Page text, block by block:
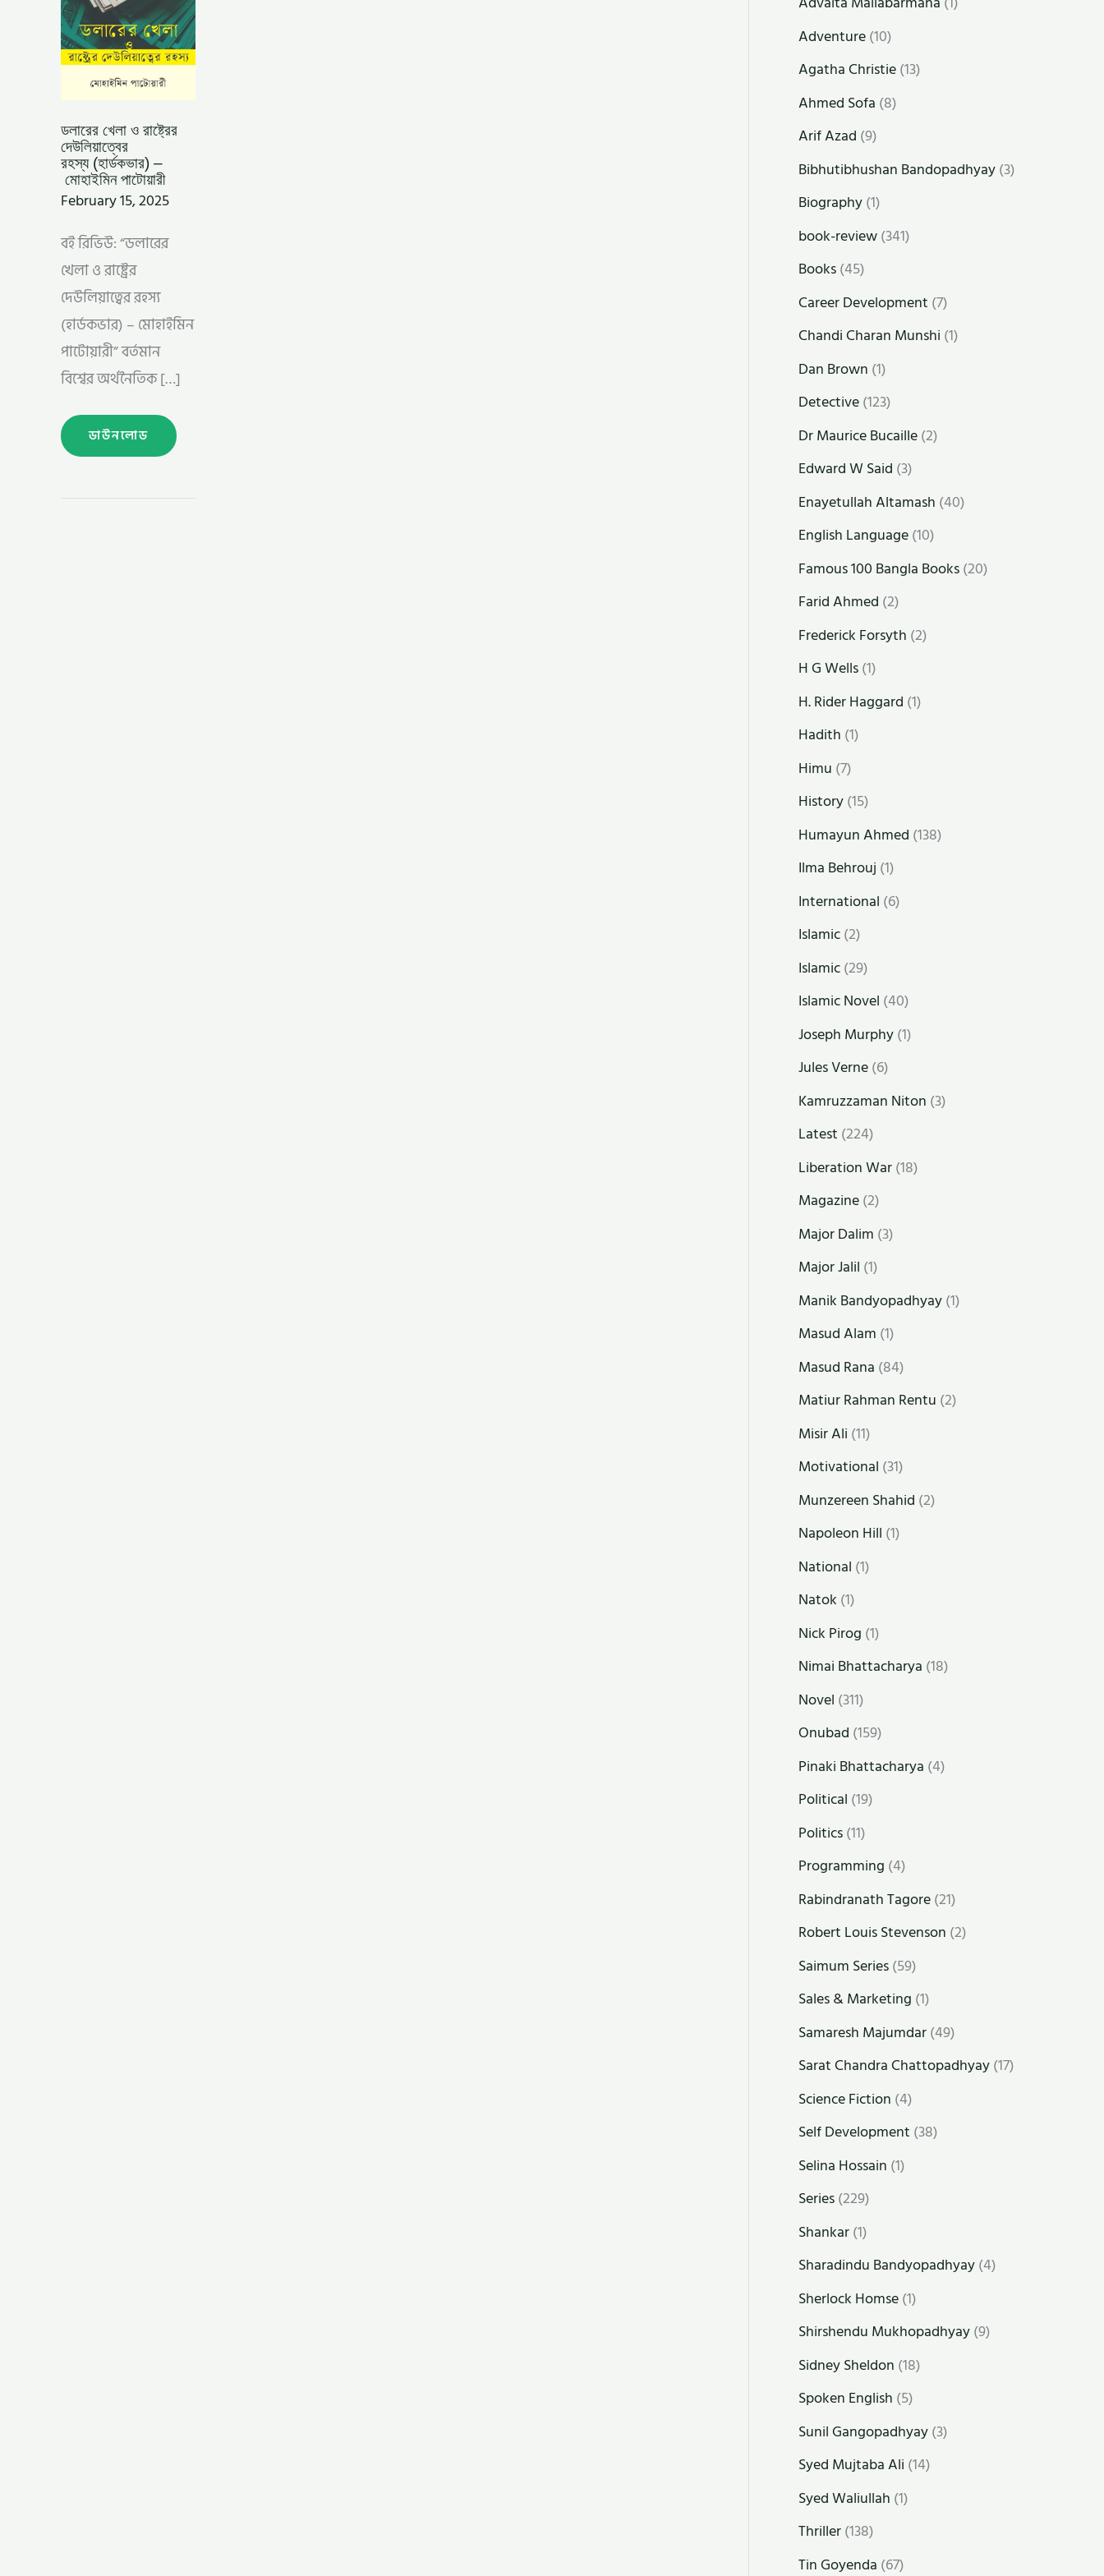
ডলারের খেলা ও রাষ্ট্রের
দেউলিয়াত্বের
রহস্য (হার্ডকভার) –
মোহাইমিন পাটোয়ারী
February 15, 2025
বই রিভিউ: “ডলারের
খেলা ও রাষ্ট্রের
দেউলিয়াত্বের রহস্য
(হার্ডকভার) – মোহাইমিন
পাটোয়ারী” বর্তমান
বিশ্বের অর্থনৈতিক […]
পাটোয়ারী
ডাউনলোড
Adventure(10)
Agatha Christie(13)
Ahmed Sofa (8)
Arif Azad (9)
Bibhutibhushan Bandopadhyay(3)
Biography(1)
book-review(341)
Books(45)
Career Development (7)
Chandi Charan Munshi (1)
Dan Brown (1)
Detective(123)
Dr Maurice Bucaille(2)
Edward W Said (3)
Enayetullah Altamash (40)
English Language(10)
Famous 100 Bangla Books(20)
Farid Ahmed (2)
Frederick Forsyth (2)
H G Wells(1)
H. Rider Haggard (1)
Hadith (1)
Himu (7)
History(15)
Humayun Ahmed (138)
Ilma Behrouj (1)
International (6)
Islamic(2)
Islamic(29)
Islamic Novel (40)
Joseph Murphy(1)
Jules Verne(6)
Kamruzzaman Niton (3)
Latest (224)
Liberation War(18)
Magazine(2)
Major Dalim (3)
Major Jalil (1)
Manik Bandyopadhyay(1)
Masud Alam (1)
Masud Rana (84)
Matiur Rahman Rentu (2)
Misir Ali (11)
Motivational (31)
Munzereen Shahid (2)
Napoleon Hill (1)
National (1)
Natok (1)
Nick Pirog (1)
Nimai Bhattacharya (18)
Novel (311)
Onubad (159)
Pinaki Bhattacharya (4)
Political (19)
Politics(11)
Programming (4)
Rabindranath Tagore(21)
Robert Louis Stevenson (2)
Saimum Series(59)
Sales & Marketing (1)
Samaresh Majumdar(49)
Sarat Chandra Chattopadhyay(17)
Science Fiction (4)
Self Development (38)
Selina Hossain (1)
Series(229)
Shankar(1)
Sharadindu Bandyopadhyay(4)
Sherlock Homse(1)
Shirshendu Mukhopadhyay(9)
Sidney Sheldon (18)
Spoken English (5)
Sunil Gangopadhyay(3)
Syed Mujtaba Ali (14)
Syed Waliullah (1)
Thriller(138)
Tin Goyenda (67)